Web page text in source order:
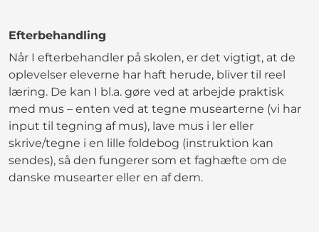
Efterbehandling
Når I efterbehandler på skolen, er det vigtigt, at de
oplevelser eleverne har haft herude, bliver til reel
læring. De kan I bl.a. gøre ved at arbejde praktisk
med mus – enten ved at tegne musearterne (vi har
input til tegning af mus), lave mus i ler eller
skrive/tegne i en lille foldebog (instruktion kan
sendes), så den fungerer som et faghæfte om de
danske musearter eller en af dem.